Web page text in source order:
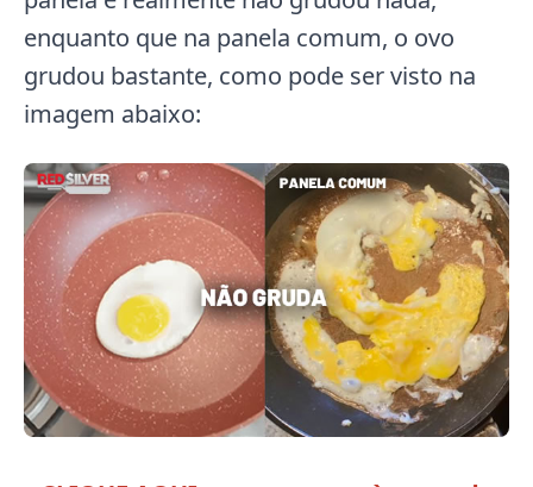
enquanto que na panela comum, o ovo
grudou bastante, como pode ser visto na
imagem abaixo: